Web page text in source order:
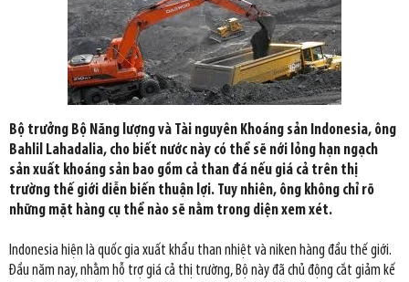
Bộ trưởng Bộ Năng lượng và Tài nguyên Khoáng sản Indonesia, ông
Bahlil Lahadalia, cho biết nước này có thể sẽ nới lỏng hạn ngạch
sản xuất khoáng sản bao gồm cả than đá nếu giá cả trên thị
trường thế giới diễn biến thuận lợi. Tuy nhiên, ông không chỉ rõ
những mặt hàng cụ thể nào sẽ nằm trong diện xem xét.
Indonesia hiện là quốc gia xuất khẩu than nhiệt và niken hàng đầu thế giới.
Đầu năm nay, nhằm hỗ trợ giá cả thị trường, Bộ này đã chủ động cắt giảm kế